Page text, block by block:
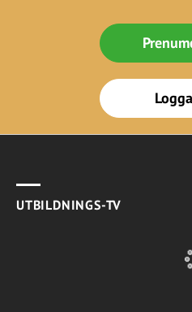
UTBILDNINGS-TV